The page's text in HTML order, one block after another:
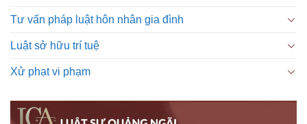
Tư vấn pháp luật hôn nhân gia đình
Luật sở hữu trí tuệ
Xử phạt vi phạm